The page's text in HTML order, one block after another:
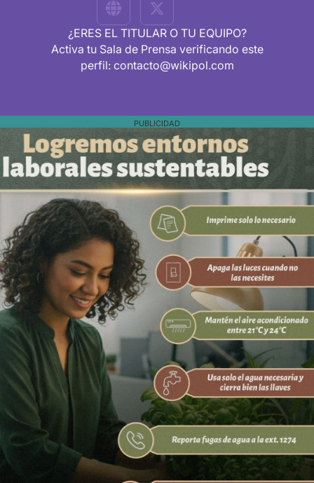
¿ERES EL TITULAR O TU EQUIPO?
Activa tu Sala de Prensa verificando este
perfil: contacto@wikipol.com
PUBLICIDAD